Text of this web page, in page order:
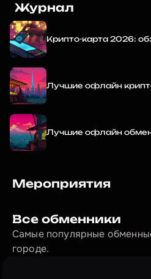
Мероприятия
Все обменники
Самые популярные
городе.
Журнал
Крипто-карта 2026:
Лучшие офлайн
Лучшие офлайн